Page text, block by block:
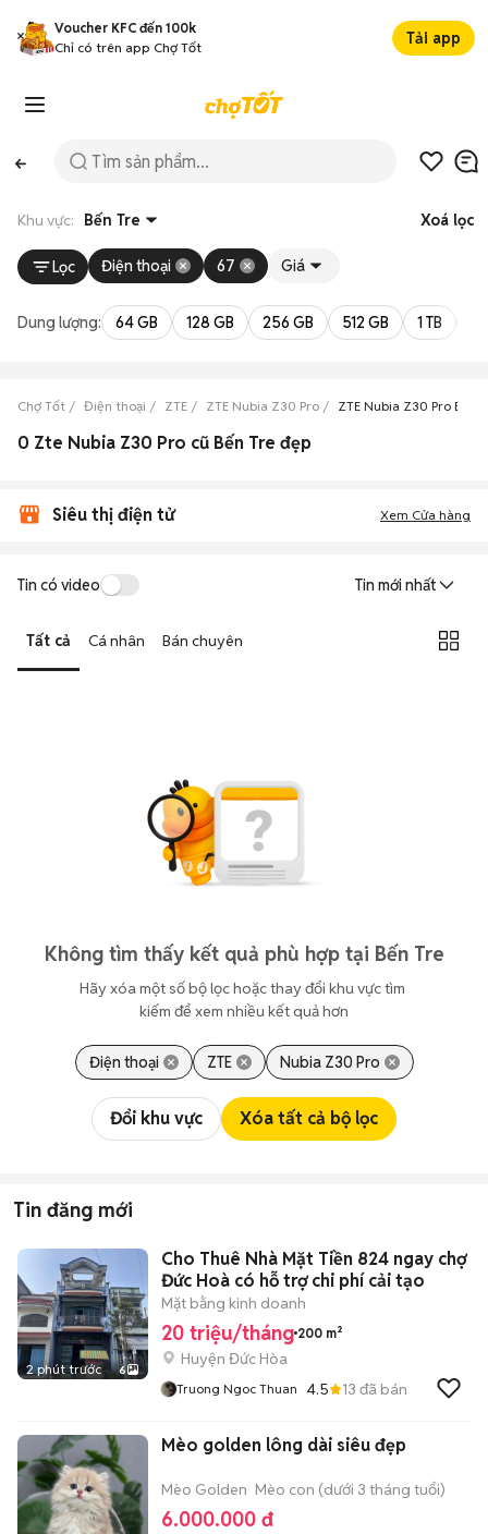
Voucher KFC đến 100k
Chỉ có trên app Chợ Tốt
Tải app
Khu vực: Bến Tre Xoá lọc
Lọc Điện thoại 67 Giá
Dung lượng: 64 GB 128 GB 256 GB 512 GB 1 TB
Chợ Tốt Điện thoại ZTE ZTE Nubia Z30 Pro ZTE Nubia Z30 Pro Bến
0 Zte Nubia Z30 Pro cũ Bến Tre đẹp
Siêu thị điện tử Xem Cửa hàng
Tin có video Tin mới nhất
Tất cả Cá nhân Bán chuyên
Không tìm thấy kết quả phù hợp tại Bến Tre
Hãy xóa một số bộ lọc hoặc thay đổi khu vực tìm
kiếm để xem nhiều kết quả hơn
Điện thoại ZTE Nubia Z30 Pro
Đổi khu vực Xóa tất cả bộ lọc
Tin đăng mới
2 phút trước 6
Cho Thuê Nhà Mặt Tiền 824 ngay chợ
Đức Hoà có hỗ trợ chi phí cải tạo
Mặt bằng kinh doanh
20 triệu/tháng 200 m²
Huyện Đức Hòa
Truong Ngoc Thuan 4.5 13 đã bán
Mèo golden lông dài siêu đẹp
Mèo Golden Mèo con (dưới 3 tháng tuổi)
6.000.000 đ